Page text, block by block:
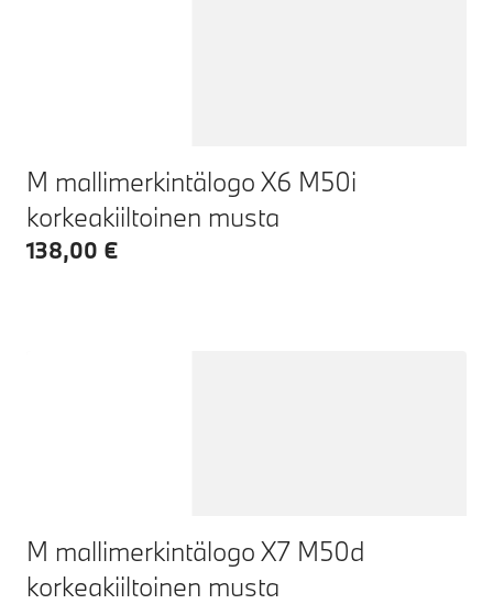
M mallimerkintälogo X6 M50i
korkeakiiltoinen musta
138,00 €
M mallimerkintälogo X7 M50d
korkeakiiltoinen musta